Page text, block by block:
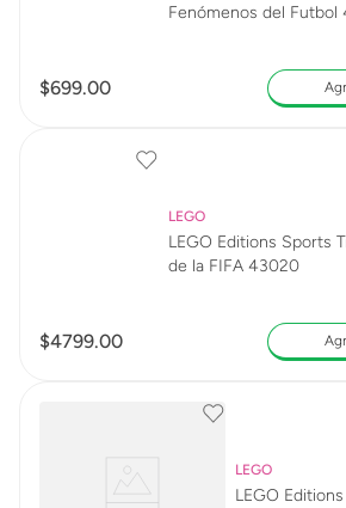
Fenómenos del Futbol
$699.00
LEGO
LEGO Editions Sports
de la FIFA 43020
$4799.00
LEGO
LEGO